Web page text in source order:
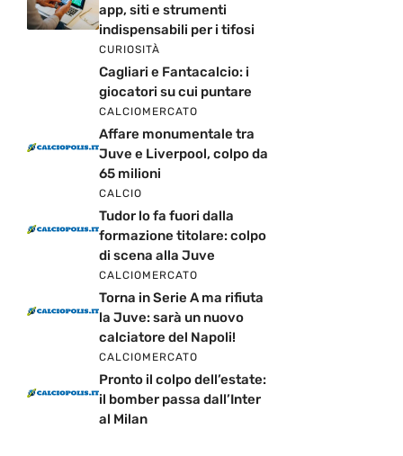
app, siti e strumenti
indispensabili per i tifosi
CURIOSITÀ
Cagliari e Fantacalcio: i
giocatori su cui puntare
CALCIOMERCATO
Affare monumentale tra
Juve e Liverpool, colpo da
65 milioni
CALCIO
Tudor lo fa fuori dalla
formazione titolare: colpo
di scena alla Juve
CALCIOMERCATO
Torna in Serie A ma rifiuta
la Juve: sarà un nuovo
calciatore del Napoli!
CALCIOMERCATO
Pronto il colpo dell’estate:
il bomber passa dall’Inter
al Milan